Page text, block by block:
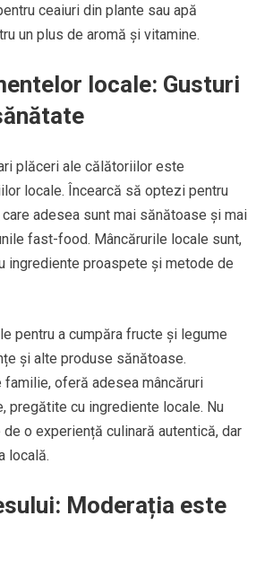
ceaiuri din plante sau apă
un plus de aromă și vitamine.
locale: Gusturi
plăceri ale călătoriilor este
locale. Încearcă să optezi pentru
adesea sunt mai sănătoase și mai
fast-food. Mâncărurile locale sunt,
ingrediente proaspete și metode de
pentru a cumpăra fructe și legume
și alte produse sănătoase.
familie, oferă adesea mâncăruri
pregătite cu ingrediente locale. Nu
o experiență culinară autentică, dar
locală.
Moderația este